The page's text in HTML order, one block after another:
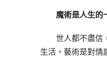
魔術是人生的
世人都不盡信
生活，藝術是對情